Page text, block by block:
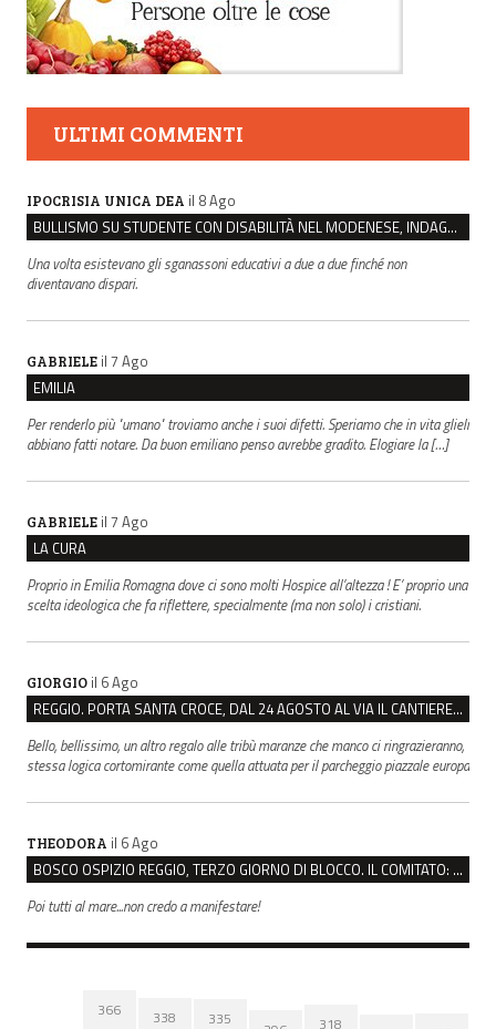
ULTIMI COMMENTI
IPOCRISIA UNICA DEA il 8 Ago
BULLISMO SU STUDENTE CON DISABILITÀ NEL MODENESE, INDAGATI DUE RAGAZZI DI 16 ANNI
Una volta esistevano gli sganassoni educativi a due a due finché non
diventavano dispari.
GABRIELE il 7 Ago
EMILIA
Per renderlo più "umano" troviamo anche i suoi difetti. Speriamo che in vita glieli
abbiano fatti notare. Da buon emiliano penso avrebbe gradito. Elogiare la […]
GABRIELE il 7 Ago
LA CURA
Proprio in Emilia Romagna dove ci sono molti Hospice all’altezza ! E’ proprio una
scelta ideologica che fa riflettere, specialmente (ma non solo) i cristiani.
GIORGIO il 6 Ago
REGGIO. PORTA SANTA CROCE, DAL 24 AGOSTO AL VIA IL CANTIERE PER IL NUOVO COLLETTORE FOGNARIO
Bello, bellissimo, un altro regalo alle tribù maranze che manco ci ringrazieranno,
stessa logica cortomirante come quella attuata per il parcheggio piazzale europa
THEODORA il 6 Ago
BOSCO OSPIZIO REGGIO, TERZO GIORNO DI BLOCCO. IL COMITATO: “PRESIDIO FINO A VENERDÌ”
Poi tutti al mare...non credo a manifestare!
366 338 335 318